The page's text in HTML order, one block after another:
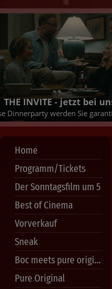
JETZT TICKETS
Home
Programm/Tickets
Der Sonntagsfilm um 5
Best of Cinema
Vorverkauf
Sneak
Boc meets pure original
Pure Original